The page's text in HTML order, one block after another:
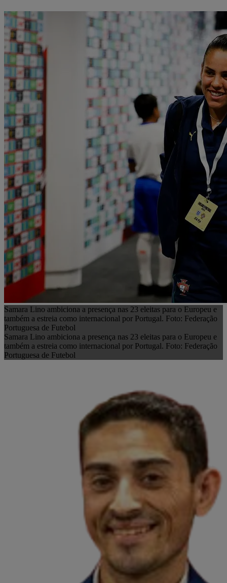
Samara Lino ambiciona a presença nas 23 eleitas para o Europeu e
também a estreia como internacional por Portugal. Foto: Federação
Portuguesa de Futebol
Samara Lino ambiciona a presença nas 23 eleitas para o Europeu e
também a estreia como internacional por Portugal. Foto: Federação
Portuguesa de Futebol